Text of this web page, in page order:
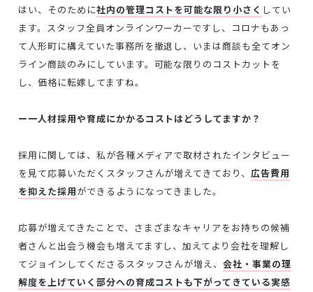
はい、そのために社内の管理コストを可能な限り小さく してい
ます。スタッフ全員オンラインワーカーですし、コロナもあっ
て人形町に構えていた事務所を撤退し、いまは商談も全てオン
ライン商談のみにしています。 可能な限りのコストカットを
し、価格に転嫁してますね。
ー一人材採用や育成にかかるコストはどうしてますか？
採用に関しては、私が各種メディアで取材されたインタビュー
を見て応募いただくスタッフさんが増えてきており、広告費用
を抑えた採用ができるようになってきました。
応募が増えてきたことで、さまざまなキャリアをお持ちの候補
者さんと出会う機会も増えてますし、加えてより会社を理解し
てジョインしてくださるスタッフさんが増え、会社・事業の理
解度を上げていく部分への育成コストも下がってきている実感